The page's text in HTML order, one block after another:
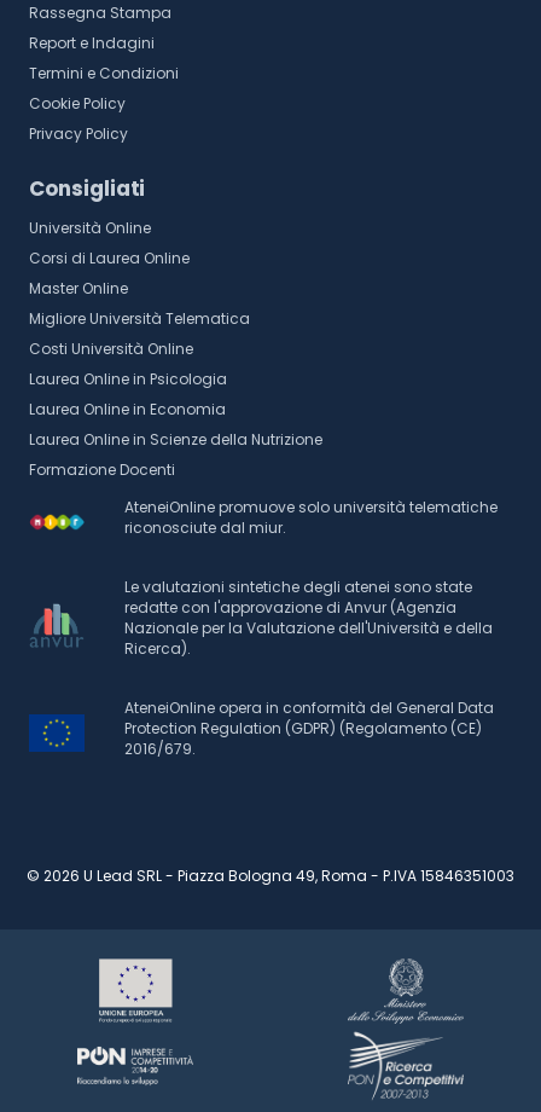
Rassegna Stampa
Report e Indagini
Termini e Condizioni
Cookie Policy
Privacy Policy
Consigliati
Università Online
Corsi di Laurea Online
Master Online
Migliore Università Telematica
Costi Università Online
Laurea Online in Psicologia
Laurea Online in Economia
Laurea Online in Scienze della Nutrizione
Formazione Docenti
AteneiOnline promuove solo università telematiche
riconosciute dal miur.
Le valutazioni sintetiche degli atenei sono state
redatte con l'approvazione di Anvur (Agenzia
Nazionale per la Valutazione dell'Università e della
Ricerca).
AteneiOnline opera in conformità del General Data
Protection Regulation (GDPR) (Regolamento (CE)
2016/679.
© 2026 U Lead SRL - Piazza Bologna 49, Roma - P.IVA 15846351003